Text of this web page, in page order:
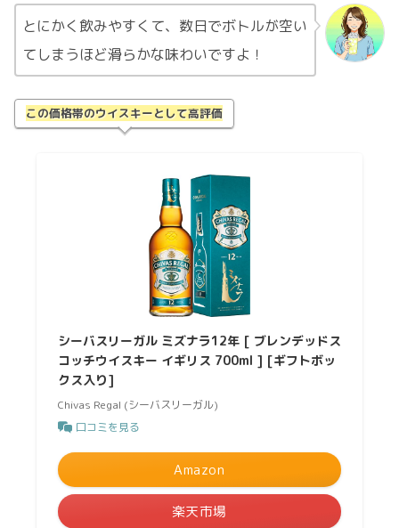
とにかく飲みやすくて、数日でボトルが空い
てしまうほど滑らかな味わいですよ！
この価格帯のウイスキーとして高評価
シーバスリーガル ミズナラ12年 [ ブレンデッドス
コッチウイスキー イギリス 700ml ] [ギフトボッ
クス入り]
Chivas Regal (シーバスリーガル)
口コミを見る
Amazon
楽天市場